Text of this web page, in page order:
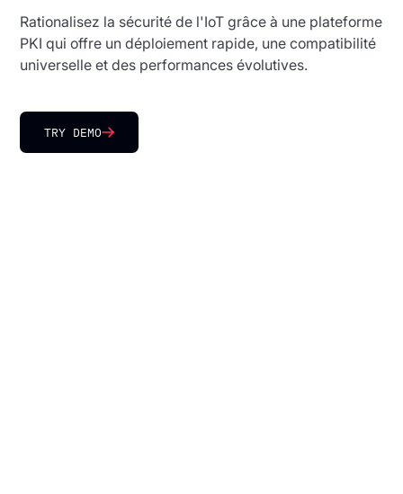
Rationalisez la sécurité de l'IoT grâce à une plateforme
PKI qui offre un déploiement rapide, une compatibilité
universelle et des performances évolutives.
TRY DEMO